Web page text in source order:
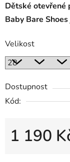
Dětské otevřené
Baby Bare
Velikost
Dostupnost
Kód:
1 190